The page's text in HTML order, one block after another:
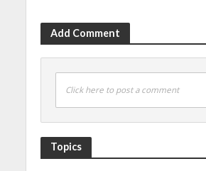
Add Comment
Click here to post a comment
Topics